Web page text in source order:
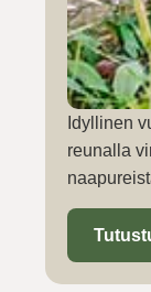
Idyllinen
reunalla